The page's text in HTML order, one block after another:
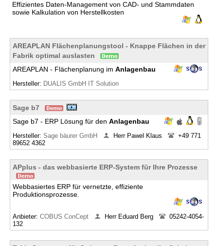
Effizientes Daten-Management von CAD- und Stammdaten
sowie Kalkulation von Herstellkosten
AREAPLAN Flächenplanungstool - Knappe Flächen in der
Fabrik optimal auslasten
AREAPLAN - Flächenplanung im Anlagenbau
Hersteller: DUALIS GmbH IT Solution
Sage b7
Sage b7 - ERP Lösung für den Anlagenbau
Hersteller: Sage bäurer GmbH Herr Pawel Klaus
+49 771
89652 4362
APplus - das webbasierte ERP-System für Ihre Prozesse
Webbasiertes ERP für vernetzte, effiziente
Produktionsprozesse.
Anbieter: COBUS ConCept Herr Eduard Berg
05242-4054-
132